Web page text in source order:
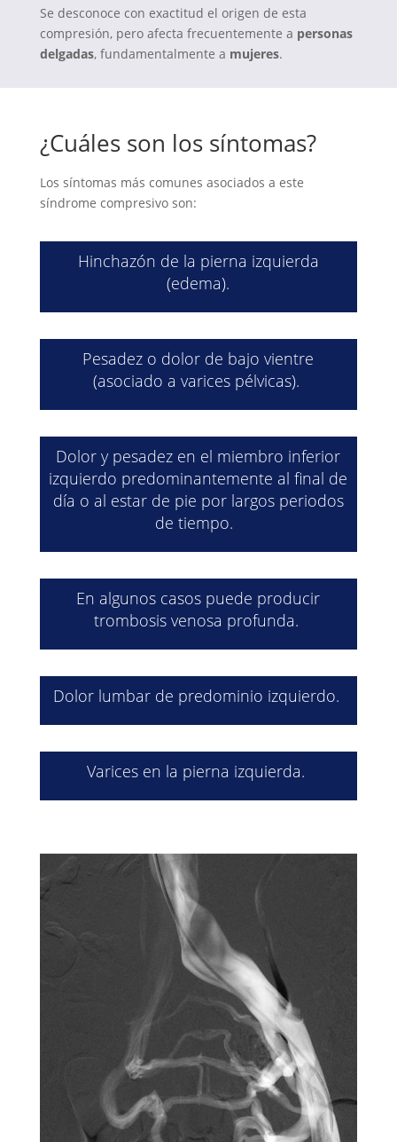
Se desconoce con exactitud el origen de esta
compresión, pero afecta frecuentemente a personas
delgadas, fundamentalmente a mujeres.
¿Cuáles son los síntomas?
Los síntomas más comunes asociados a este
síndrome compresivo son:
Hinchazón de la pierna izquierda
(edema).
Pesadez o dolor de bajo vientre
(asociado a varices pélvicas).
Dolor y pesadez en el miembro inferior
izquierdo predominantemente al final de
día o al estar de pie por largos periodos
de tiempo.
En algunos casos puede producir
trombosis venosa profunda.
Dolor lumbar de predominio izquierdo.
Varices en la pierna izquierda.